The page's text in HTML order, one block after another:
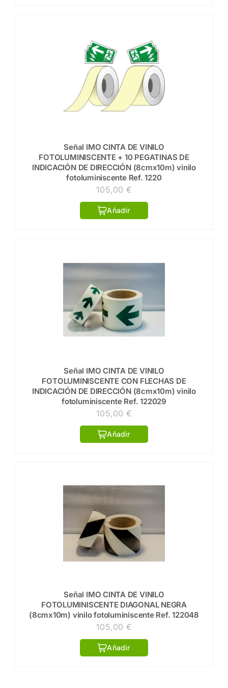
Señal IMO CINTA DE VINILO
FOTOLUMINISCENTE + 10 PEGATINAS DE
INDICACIÓN DE DIRECCIÓN (8cmx10m) vinilo
fotoluminiscente Ref. 1220
105,00 €
Añadir
Señal IMO CINTA DE VINILO
FOTOLUMINISCENTE CON FLECHAS DE
INDICACIÓN DE DIRECCIÓN (8cmx10m) vinilo
fotoluminiscente Ref. 122029
105,00 €
Añadir
Señal IMO CINTA DE VINILO
FOTOLUMINISCENTE DIAGONAL NEGRA
(8cmx10m) vinilo fotoluminiscente Ref. 122048
105,00 €
Añadir